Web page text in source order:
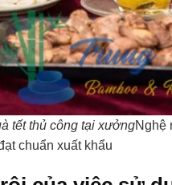
tết thủ công tại xưởngNghệ
chuẩn xuất khẩu